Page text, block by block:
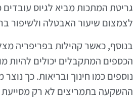
גריטת המתכות מביא לגיוס
לצמצום שיעור האבטלה ולשיפור
בנוסף, כאשר קהילות בפריפריה
הכספים המתקבלים יכולים להיות
נוספים כמו חינוך ובריאות. כך נוצר
ההשקעה בתמריצים לא רק